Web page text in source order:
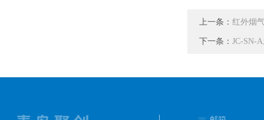
上一条： 红外烟
下一条： JC-SN-